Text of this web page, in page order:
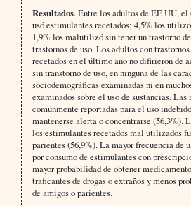
Resultados. Entre los adultos de EE UU,
usó estimulantes recetados; 4,5% los
1,9% los malutilizó sin tener un trastorno
trastornos de uso. Los adultos con
recetados en el último año no difirieron de
sin transtorno de uso, en ninguna de las
sociodemográficas examinadas ni en
examinados sobre el uso de sustancias.
comúnmente reportadas para el uso
mantenerse alerta o concentrarse (56,3%).
los estimulantes recetados mal utilizados
parientes (56,9%). La mayor frecuencia de
por consumo de estimulantes con
mayor probabilidad de obtener
traficantes de drogas o extraños y menos
de amigos o parientes.